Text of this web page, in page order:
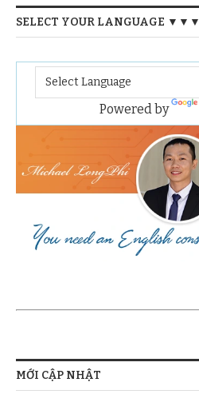
SELECT YOUR LANGUAGE ▼▼▼
Powered by
MỚI CẬP NHẬT